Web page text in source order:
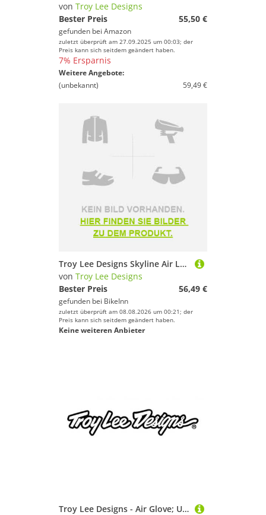
von Troy Lee Designs
Bester Preis
55,50 €
gefunden bei Amazon
zuletzt überprüft am 27.09.2025 um 00:03; der
Preis kann sich seitdem geändert haben.
7% Ersparnis
Weitere Angebote:
(unbekannt)
59,49 €
Troy Lee Designs Skyline Air Long Sleeve Enduro Jersey Rot M Mann
von Troy Lee Designs
Bester Preis
56,49 €
gefunden bei BikeInn
zuletzt überprüft am 08.08.2026 um 00:21; der
Preis kann sich seitdem geändert haben.
Keine weiteren Anbieter
Troy Lee Designs - Air Glove; Undefeated X Troy Lee Designs Olive/Black LG